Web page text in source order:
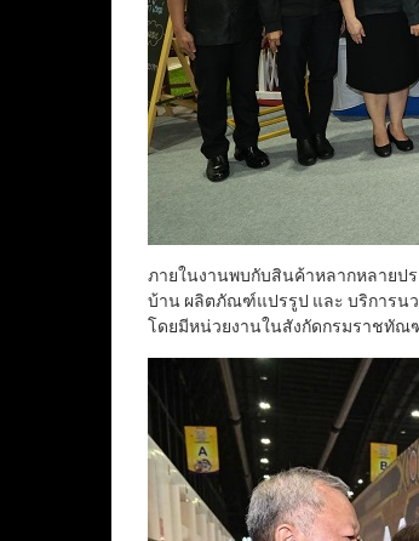
ภายในงานพบกับสินค้าหลากหลายปร
บ้าน ผลิตภัณฑ์แปรรูป และ บริการน
โดยมีหน่วยงานในสังกัดกรมราชทัณ